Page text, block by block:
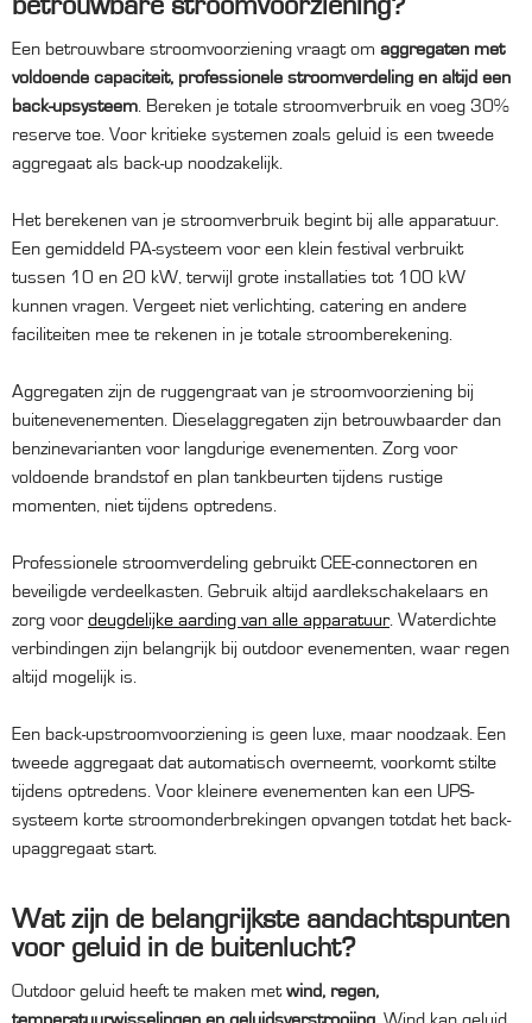
betrouwbare stroomvoorziening?
Een betrouwbare stroomvoorziening vraagt om aggregaten met
voldoende capaciteit, professionele stroomverdeling en altijd een
back-upsysteem . Bereken je totale stroomverbruik en voeg 30%
reserve toe. Voor kritieke systemen zoals geluid is een tweede
aggregaat als back-up noodzakelijk.
Het berekenen van je stroomverbruik begint bij alle apparatuur.
Een gemiddeld PA-systeem voor een klein festival verbruikt
tussen 10 en 20 kW, terwijl grote installaties tot 100 kW
kunnen vragen. Vergeet niet verlichting, catering en andere
faciliteiten mee te rekenen in je totale stroomberekening.
Aggregaten zijn de ruggengraat van je stroomvoorziening bij
buitenevenementen. Dieselaggregaten zijn betrouwbaarder dan
benzinevarianten voor langdurige evenementen. Zorg voor
voldoende brandstof en plan tankbeurten tijdens rustige
momenten, niet tijdens optredens.
Professionele stroomverdeling gebruikt CEE-connectoren en
beveiligde verdeelkasten. Gebruik altijd aardlekschakelaars en
zorg voordeugdelijke aarding van alle apparatuur. Waterdichte
verbindingen zijn belangrijk bij outdoor evenementen, waar regen
altijd mogelijk is.
Een back-upstroomvoorziening is geen luxe, maar noodzaak. Een
tweede aggregaat dat automatisch overneemt, voorkomt stilte
tijdens optredens. Voor kleinere evenementen kan een UPS-
systeem korte stroomonderbrekingen opvangen totdat het back-
upaggregaat start.
Wat zijn de belangrijkste aandachtspunten
voor geluid in de buitenlucht?
Outdoor geluid heeft te maken metwind, regen,